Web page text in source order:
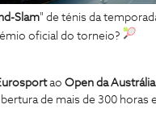
Slam" de ténis da
oficial do torneio?
ao Open da Austrália
de mais de 300 horas